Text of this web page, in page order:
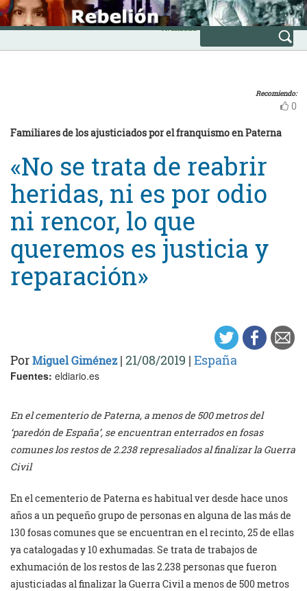
Skip
to
content
INICIO
Avanzada
Recomiendo:
0
Familiares de los ajusticiados por el franquismo en Paterna
«No se trata de reabrir
heridas, ni es por odio
ni rencor, lo que
queremos es justicia y
reparación»
PorMiguel Giménez| 21/08/2019 | España
Fuentes: eldiario.es
En el cementerio de Paterna, a menos de 500 metros del
‘paredón de España’, se encuentran enterrados en fosas
comunes los restos de 2.238 represaliados al finalizar la Guerra
Civil
En el cementerio de Paterna es habitual ver desde hace unos
años a un pequeño grupo de personas en alguna de las más de
130 fosas comunes que se encuentran en el recinto, 25 de ellas
ya catalogadas y 10 exhumadas. Se trata de trabajos de
exhumación de los restos de las 2.238 personas que fueron
ajusticiadas al finalizar la Guerra Civil a menos de 500 metros